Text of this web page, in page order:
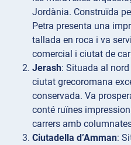
Jordània. Construïda
Petra presenta una
tallada en roca i va
comercial i ciutat de
Jerash: Situada al nord
ciutat grecoromana
conservada. Va
conté ruïnes
carrers amb
Ciutadella d’Amman: